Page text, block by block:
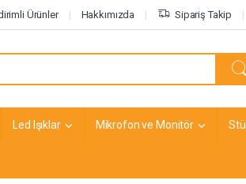
Ürünler Hakkımızda Sipariş Takip
Led Işıklar Mikrofon ve Monitör